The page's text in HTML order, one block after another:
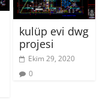
kulüp evi dwg
projesi
Ekim 29, 2020
0